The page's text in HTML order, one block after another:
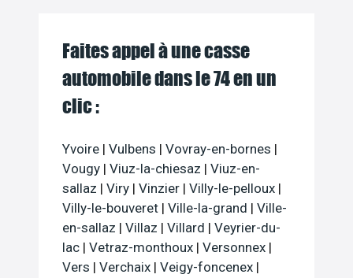
Faites appel à une casse
automobile dans le 74 en un
clic :
Yvoire | Vulbens | Vovray-en-bornes |
Vougy | Viuz-la-chiesaz | Viuz-en-
sallaz | Viry | Vinzier | Villy-le-pelloux |
Villy-le-bouveret | Ville-la-grand | Ville-
en-sallaz | Villaz | Villard | Veyrier-du-
lac | Vetraz-monthoux | Versonnex |
Vers | Verchaix | Veigy-foncenex |